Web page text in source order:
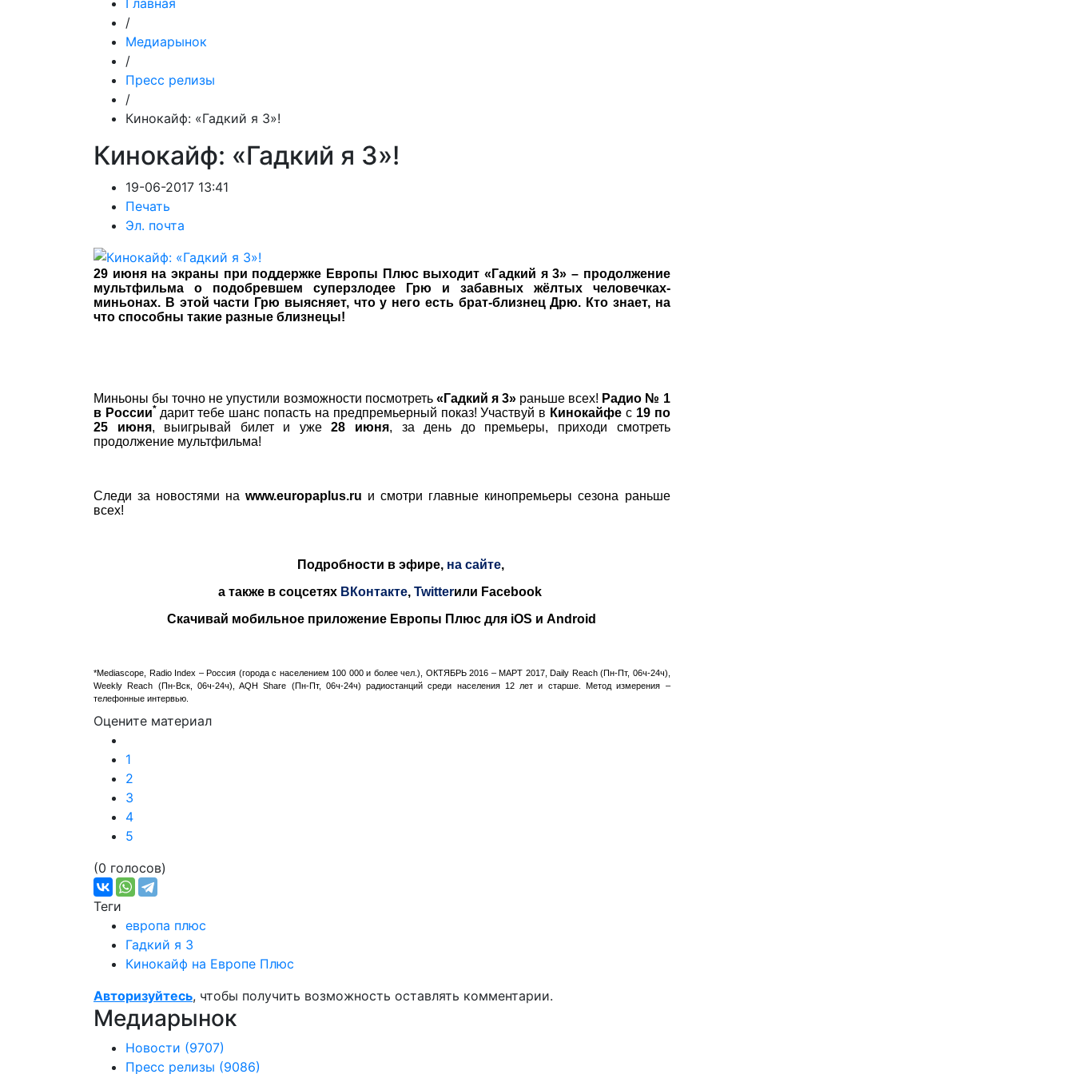
Главная
/
Медиарынок
/
Пресс релизы
/
Кинокайф: «Гадкий я 3»!
Кинокайф: «Гадкий я 3»!
19-06-2017 13:41
Печать
Эл. почта
29 июняна экраны при поддержке Европы Плюс выходит «Гадкий я 3» – продолжение
мультфильма о подобревшем суперзлодее Грю и забавных жёлтых человечках-
миньонах. В этой части Грю выясняет, что у него есть брат-близнец Дрю. Кто знает, на
что способны такие разные близнецы!
Миньоны бы точно не упустили возможности посмотреть «Гадкий я 3»раньше всех! Радио № 1
в России* дарит тебе шанс попасть на предпремьерный показ! Участвуй в Кинокайфе с19 по
25 июня, выигрывай билет и уже28 июня, за день до премьеры, приходи смотреть
продолжение мультфильма!
Следи за новостями наwww.europaplus.ru и смотри главные кинопремьеры сезона раньше
всех!
Подробности в эфире, на сайте,
а также в соцсетях ВКонтакте,Twitterили Facebook
Скачивай мобильное приложение Европы Плюс для iOS иAndroid
*Mediascope, Radio Index – Россия (города с населением 100 000 и более чел.), ОКТЯБРЬ 2016 – МАРТ 2017, Daily Reach (Пн-Пт, 06ч-24ч),
Weekly Reach (Пн-Вск, 06ч-24ч), AQH Share (Пн-Пт, 06ч-24ч) радиостанций среди населения 12 лет и старше. Метод измерения –
телефонные интервью.
Оцените материал
1
2
3
4
5
(0 голосов)
Теги
европа плюс
Гадкий я 3
Кинокайф на Европе Плюс
Авторизуйтесь, чтобы получить возможность оставлять комментарии.
Медиарынок
Новости (9707)
Пресс релизы (9086)